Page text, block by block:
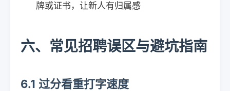
牌或证书，让新人有归属感
六、常见招聘误区与避坑指南
6.1 过分看重打字速度